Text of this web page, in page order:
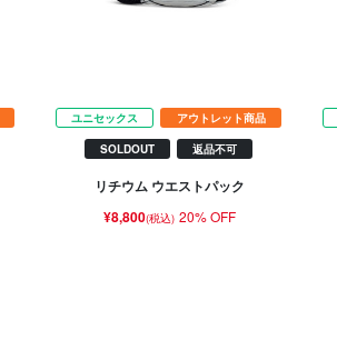
ユニセックス アウトレット商品
SOLDOUT 返品不可
リチウム ウエストパック
¥8,800(税込) 20% OFF